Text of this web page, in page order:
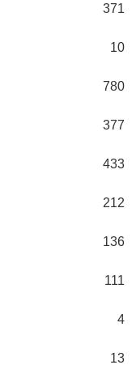
371
10
780
377
433
212
136
111
4
13